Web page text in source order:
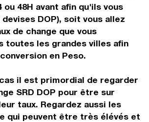
ou 48H avant afin qu'ils vous
DOP), soit vous allez
de change que vous
toutes les grandes villes afin
en Peso.
il est primordial de regarder
SRD DOP pour être sur
taux. Regardez aussi les
qui peuvent être très élévés et